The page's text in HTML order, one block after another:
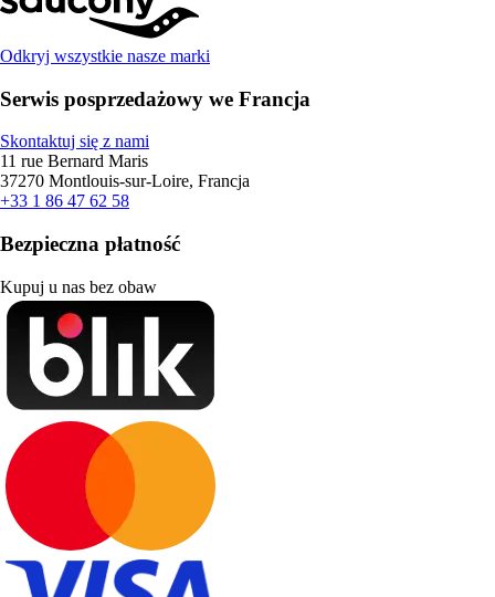
Odkryj wszystkie nasze marki
Serwis posprzedażowy we Francja
Skontaktuj się z nami
11 rue Bernard Maris
37270 Montlouis-sur-Loire, Francja
+33 1 86 47 62 58
Bezpieczna płatność
Kupuj u nas bez obaw